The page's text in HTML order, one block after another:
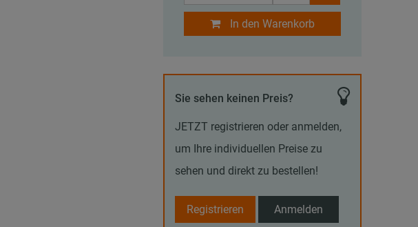
In den Warenkorb
Sie sehen keinen Preis?
JETZT registrieren oder anmelden,
um Ihre individuellen Preise zu
sehen und direkt zu bestellen!
Registrieren Anmelden